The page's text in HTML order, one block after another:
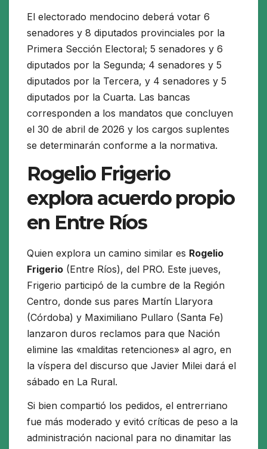
El electorado mendocino deberá votar 6
senadores y 8 diputados provinciales por la
Primera Sección Electoral; 5 senadores y 6
diputados por la Segunda; 4 senadores y 5
diputados por la Tercera, y 4 senadores y 5
diputados por la Cuarta. Las bancas
corresponden a los mandatos que concluyen
el 30 de abril de 2026 y los cargos suplentes
se determinarán conforme a la normativa.
Rogelio Frigerio
explora acuerdo propio
en Entre Ríos
Quien explora un camino similar es Rogelio
Frigerio (Entre Ríos), del PRO. Este jueves,
Frigerio participó de la cumbre de la Región
Centro, donde sus pares Martín Llaryora
(Córdoba) y Maximiliano Pullaro (Santa Fe)
lanzaron duros reclamos para que Nación
elimine las «malditas retenciones» al agro, en
la víspera del discurso que Javier Milei dará el
sábado en La Rural.
Si bien compartió los pedidos, el entrerriano
fue más moderado y evitó críticas de peso a la
administración nacional para no dinamitar las